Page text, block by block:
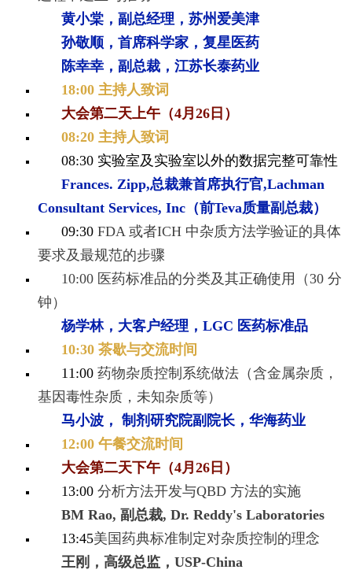
黄小棠，副总经理，苏州爱美津
孙敬顺，首席科学家，复星医药
陈幸幸，副总裁，江苏长泰药业
18:00 主持人致词
大会第二天上午（4月26日）
08:20 主持人致词
08:30 实验室及实验室以外的数据完整可靠性
Frances. Zipp,总裁兼首席执行官,Lachman
Consultant Services, Inc（前Teva质量副总裁）
09:30 FDA 或者ICH 中杂质方法学验证的具体
要求及最规范的步骤
10:00 医药标准品的分类及其正确使用（30 分
钟）
杨学林，大客户经理，LGC 医药标准品
10:30 茶歇与交流时间
11:00 药物杂质控制系统做法（含金属杂质，
基因毒性杂质，未知杂质等）
马小波， 制剂研究院副院长，华海药业
12:00 午餐交流时间
大会第二天下午（4月26日）
13:00 分析方法开发与QBD 方法的实施
BM Rao, 副总裁, Dr. Reddy's Laboratories
13:45美国药典标准制定对杂质控制的理念
王刚，高级总监，USP-China